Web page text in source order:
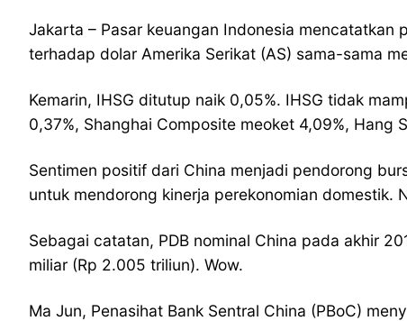
Jakarta – Pasar keuangan Indonesia
terhadap dolar Amerika Serikat (AS) sama-sama
Kemarin, IHSG ditutup naik 0,05%. IHSG tidak
0,37%, Shanghai Composite meoket 4,09%, Hang
Sentimen positif dari China menjadi pendorong
untuk mendorong kinerja perekonomian domestik.
Sebagai catatan, PDB nominal China pada akhir
miliar (Rp 2.005 triliun). Wow.
Ma Jun, Penasihat Bank Sentral China (PBoC)